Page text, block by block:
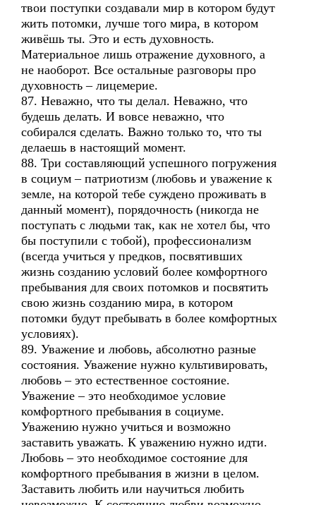
твои поступки создавали мир в котором будут
жить потомки, лучше того мира, в котором
живёшь ты. Это и есть духовность.
Материальное лишь отражение духовного, а
не наоборот. Все остальные разговоры про
духовность – лицемерие.
87. Неважно, что ты делал. Неважно, что
будешь делать. И вовсе неважно, что
собирался сделать. Важно только то, что ты
делаешь в настоящий момент.
88. Три составляющий успешного погружения
в социум – патриотизм (любовь и уважение к
земле, на которой тебе суждено проживать в
данный момент), порядочность (никогда не
поступать с людьми так, как не хотел бы, что
бы поступили с тобой), профессионализм
(всегда учиться у предков, посвятивших
жизнь созданию условий более комфортного
пребывания для своих потомков и посвятить
свою жизнь созданию мира, в котором
потомки будут пребывать в более комфортных
условиях).
89. Уважение и любовь, абсолютно разные
состояния. Уважение нужно культивировать,
любовь – это естественное состояние.
Уважение – это необходимое условие
комфортного пребывания в социуме.
Уважению нужно учиться и возможно
заставить уважать. К уважению нужно идти.
Любовь – это необходимое состояние для
комфортного пребывания в жизни в целом.
Заставить любить или научиться любить